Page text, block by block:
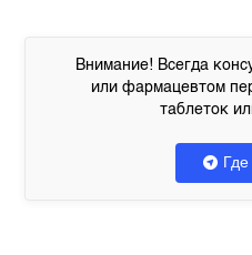
Внимание! Всегда
или фармацевтом
таблеток
Где